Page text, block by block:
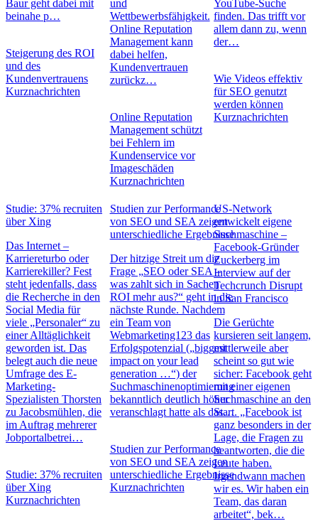
Baur geht dabei mit
beinahe p…
Steigerung des ROI
und des
Kundenvertrauens
Kurznachrichten
und
Wettbewerbsfähigkeit.
Online Reputation
Management kann
dabei helfen,
Kundenvertrauen
zurückz…
Online Reputation
Management schützt
bei Fehlern im
Kundenservice vor
Imageschäden
Kurznachrichten
YouTube-Suche
finden. Das trifft vor
allem dann zu, wenn
der…
Wie Videos effektiv
für SEO genutzt
werden können
Kurznachrichten
Studie: 37% recruiten
über Xing
Das Internet –
Karriereturbo oder
Karrierekiller? Fest
steht jedenfalls, dass
die Recherche in den
Social Media für
viele „Personaler“ zu
einer Alltäglichkeit
geworden ist. Das
belegt auch die neue
Umfrage des E-
Marketing-
Spezialisten Thorsten
zu Jacobsmühlen, die
im Auftrag mehrerer
Jobportalbetrei…
Studie: 37% recruiten
über Xing
Kurznachrichten
Studien zur Performance
von SEO und SEA zeigen
unterschiedliche Ergebnisse
Der hitzige Streit um die
Frage „SEO oder SEA –
was zahlt sich in Sachen
ROI mehr aus?“ geht in die
nächste Runde. Nachdem
ein Team von
Webmarketing123 das
Erfolgspotenzial („biggest
impact on your lead
generation …“) der
Suchmaschinenoptimierung
bekanntlich deutlich höher
veranschlagt hatte als das…
Studien zur Performance
von SEO und SEA zeigen
unterschiedliche Ergebnisse
Kurznachrichten
US-Network
entwickelt eigene
Suchmaschine –
Facebook-Gründer
Zuckerberg im
Interview auf der
Techcrunch Disrupt
in San Francisco
Die Gerüchte
kursieren seit langem,
mittlerweile aber
scheint so gut wie
sicher: Facebook geht
mit einer eigenen
Suchmaschine an den
Start. „Facebook ist
ganz besonders in der
Lage, die Fragen zu
beantworten, die die
Leute haben.
Irgendwann machen
wir es. Wir haben ein
Team, das daran
arbeitet“, bek…